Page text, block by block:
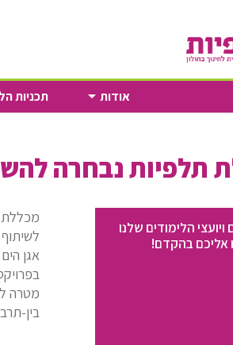
אודות תכניות
תלפיות נבחרה
הלימודים שלנו
אליכם בהקדם!
מכללת
אגן
מטרה
בין-